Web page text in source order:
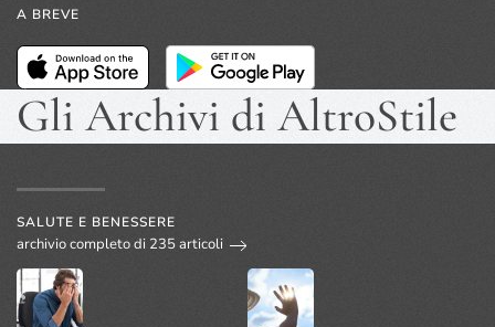
A BREVE
Gli Archivi di AltroStile
SALUTE E BENESSERE
archivio completo di 235 articoli